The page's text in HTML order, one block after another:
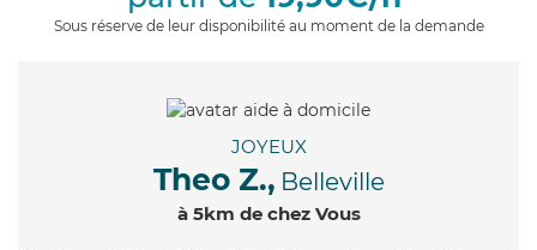
Sous réserve de leur disponibilité au moment de la demande
JOYEUX
Theo Z., Belleville
à 5km de chez Vous